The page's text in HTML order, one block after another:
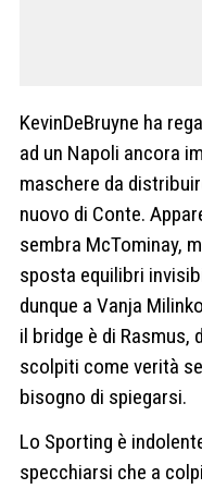
KevinDeBruyne ha
ad un Napoli ancora
maschere da
nuovo di Conte.
sembra McTominay,
sposta equilibri
dunque a Vanja
il bridge è di Rasmus,
scolpiti come verità
bisogno di spiegarsi.
Lo Sporting è
specchiarsi che a